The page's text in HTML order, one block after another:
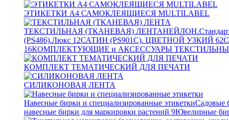
ЭТИКЕТКИ А4 САМОКЛЕЯЩИЕСЯ MULTILABEL
ТЕКСТИЛЬНАЯ (ТКАНЕВАЯ) ЛЕНТА
(PS486).Люкс 12САТИН (PS901C). ЦВЕТНОЙ УЗКИЙ 62
16КОМПЛЕКТУЮЩИЕ и АКСЕССУАРЫ
КОМПЛЕКТ ТЕМАТИЧЕСКИЙ ДЛЯ ПЕЧАТИ
СИЛИКОНОВАЯ ЛЕНТА
Навесные бирки и специализированные этикеткиСадовые
навесные бирки для маркировки растений 9Ювелирные